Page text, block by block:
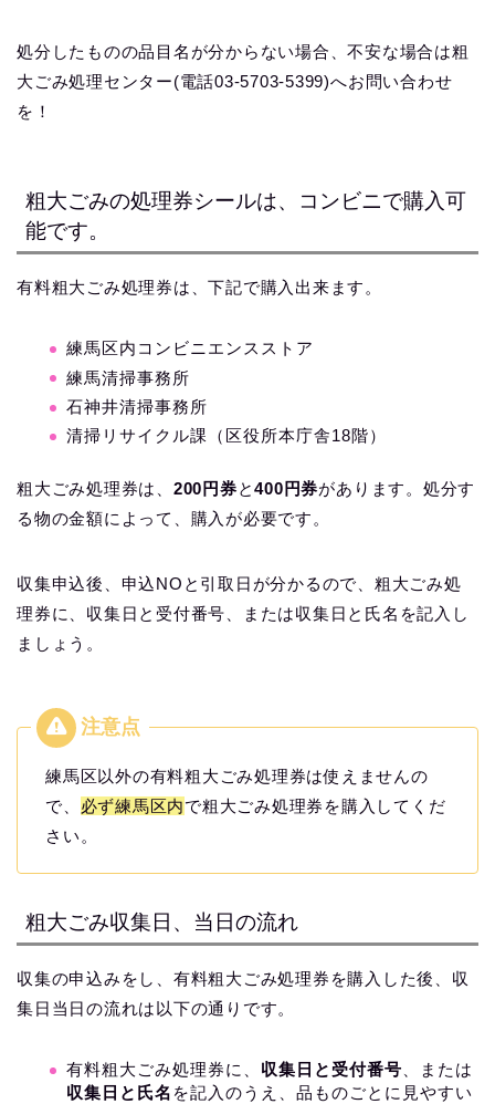
処分したものの品目名が分からない場合、不安な場合は粗
大ごみ処理センター(電話03-5703-5399)へお問い合わせ
を！
粗大ごみの処理券シールは、コンビニで購入可
能です。
有料粗大ごみ処理券は、下記で購入出来ます。
練馬区内コンビニエンスストア
練馬清掃事務所
石神井清掃事務所
清掃リサイクル課（区役所本庁舎18階）
粗大ごみ処理券は、 200円券と400円券があります。処分す
る物の金額によって、購入が必要です。
収集申込後、申込NOと引取日が分かるので、粗大ごみ処
理券に、収集日と受付番号、または収集日と氏名を記入し
ましょう。
練馬区以外の有料粗大ごみ処理券は使えませんの
で、 必ず練馬区内で粗大ごみ処理券を購入してくだ
さい。
粗大ごみ収集日、当日の流れ
収集の申込みをし、有料粗大ごみ処理券を購入した後、収
集日当日の流れは以下の通りです。
有料粗大ごみ処理券に、 収集日と受付番号 、または
収集日と氏名 を記入のうえ、品ものごとに見やすい